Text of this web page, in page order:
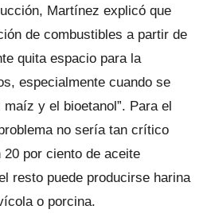
Martínez explicó que
de combustibles a partir de
quita espacio para la
especialmente cuando se
y el bioetanol”. Para el
no sería tan crítico
por ciento de aceite
resto puede producirse harina
o porcina.